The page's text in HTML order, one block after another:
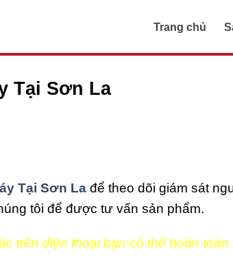
Trang chủ
Tại Sơn La
Tại Sơn La để theo dõi giám sát
tôi để được tư vấn sản phẩm.
trên điện thoại bạn có thể hoàn